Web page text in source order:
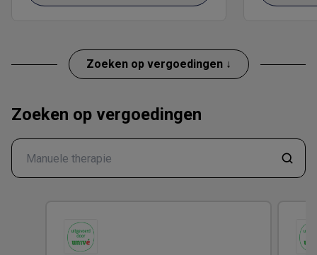
Zoeken op vergoedingen ↓
Zoeken op vergoedingen